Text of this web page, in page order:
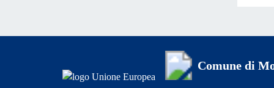
Comune di